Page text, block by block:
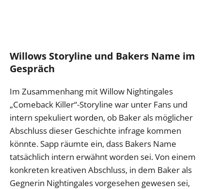
Willows Storyline und Bakers Name im
Gespräch
Im Zusammenhang mit Willow Nightingales
„Comeback Killer“-Storyline war unter Fans und
intern spekuliert worden, ob Baker als möglicher
Abschluss dieser Geschichte infrage kommen
könnte. Sapp räumte ein, dass Bakers Name
tatsächlich intern erwähnt worden sei. Von einem
konkreten kreativen Abschluss, in dem Baker als
Gegnerin Nightingales vorgesehen gewesen sei,